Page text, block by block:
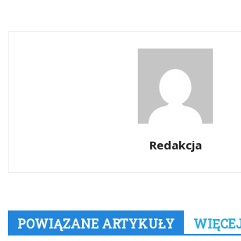
Redakcja
POWIĄZANE ARTYKUŁY